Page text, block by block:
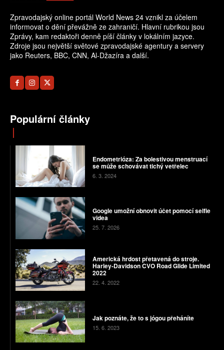
Zpravodajský online portál World News 24 vznikl za účelem
informovat o dění převážně ze zahraničí. Hlavní rubrikou jsou
Zprávy, kam redaktoři denně píší články v lokálním jazyce.
Zdroje jsou největší světové zpravodajské agentury a servery
jako Reuters, BBC, CNN, Al-Džazíra a další.
Populární články
Endometrióza: Za bolestivou menstruací
se může schovávat tichý vetřelec
6. 3. 2024
Google umožní obnovit účet pomocí selfie
videa
25. 7. 2026
Americká hrdost přetavená do stroje.
Harley-Davidson CVO Road Glide Limited
2022
22. 4. 2022
Jak poznáte, že to s jógou přeháníte
15. 6. 2023